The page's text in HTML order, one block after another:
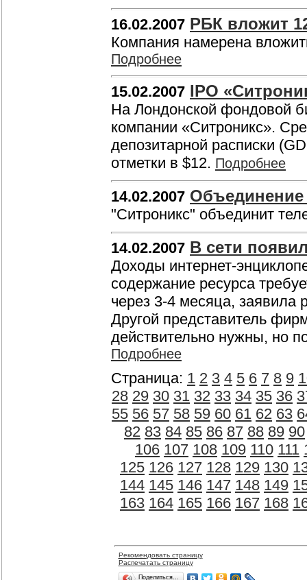
16.02.2007 РБК вложит
Компания намерена
Подробнее
15.02.2007 IPO
На Лондонской фондовой
компании «Ситроникс».
депозитарной расписки
отметки в $12. Подробнее
14.02.2007 Объединение
"Ситроникс" объединит
14.02.2007 В сети
Доходы интернет-
содержание ресурса
через 3-4 месяца, заявила
Другой представитель
действительно нужны, но
Подробнее
Страница: 1 2 3 4 5 6 7 8 9
28 29 30 31 32 33 34 35 36
55 56 57 58 59 60 61 62 63
82 83 84 85 86 87 88 89 90
106 107 108 109 110 111
125 126 127 128 129 130
144 145 146 147 148 149
163 164 165 166 167 168
Рекомендовать страницу
Распечатать страницу
Поделиться…